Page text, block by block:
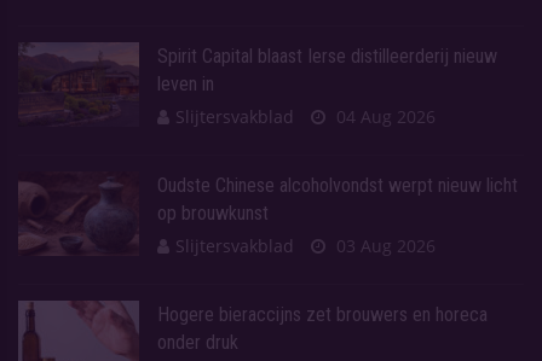
Spirit Capital blaast Ierse distilleerderij nieuw
leven in
Slijtersvakblad
04 Aug 2026
Oudste Chinese alcoholvondst werpt nieuw licht
op brouwkunst
Slijtersvakblad
03 Aug 2026
Hogere bieraccijns zet brouwers en horeca
onder druk